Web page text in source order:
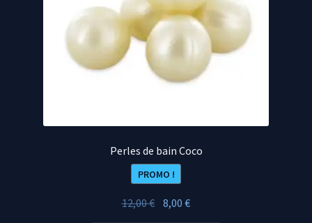
Perles de bain Coco
PROMO !
12,00€ Le
8,00€Le